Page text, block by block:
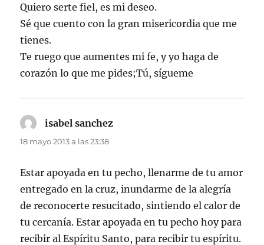
Quiero serte fiel, es mi deseo.
Sé que cuento con la gran misericordia que me
tienes.
Te ruego que aumentes mi fe, y yo haga de
corazón lo que me pides;Tú, sígueme
isabel sanchez
18 mayo 2013 a las 23:38
Estar apoyada en tu pecho, llenarme de tu amor
entregado en la cruz, inundarme de la alegría
de reconocerte resucitado, sintiendo el calor de
tu cercanía. Estar apoyada en tu pecho hoy para
recibir al Espíritu Santo, para recibir tu espíritu.